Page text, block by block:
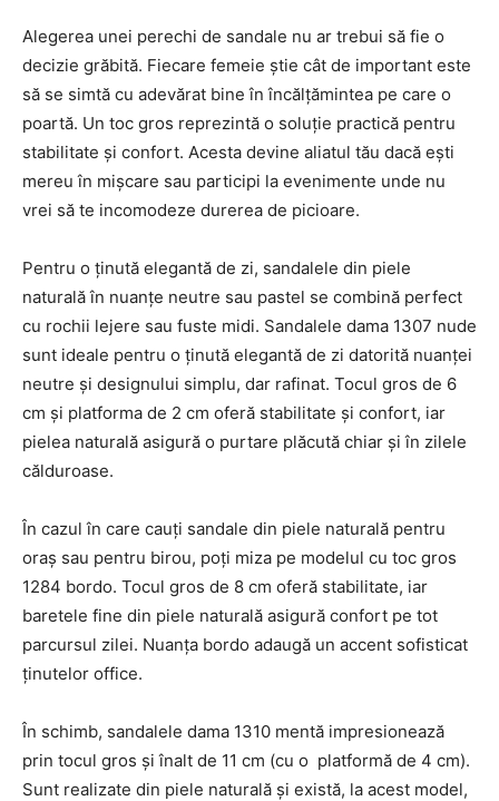
Alegerea unei perechi de sandale nu ar trebui să fie o
decizie grăbită. Fiecare femeie știe cât de important este
să se simtă cu adevărat bine în încălțămintea pe care o
poartă. Un toc gros reprezintă o soluție practică pentru
stabilitate și confort. Acesta devine aliatul tău dacă ești
mereu în mișcare sau participi la evenimente unde nu
vrei să te incomodeze durerea de picioare.
Pentru o ținută elegantă de zi, sandalele din piele
naturală în nuanțe neutre sau pastel se combină perfect
cu rochii lejere sau fuste midi. Sandalele dama 1307 nude
sunt ideale pentru o ținută elegantă de zi datorită nuanței
neutre și designului simplu, dar rafinat. Tocul gros de 6
cm și platforma de 2 cm oferă stabilitate și confort, iar
pielea naturală asigură o purtare plăcută chiar și în zilele
călduroase.
În cazul în care cauți sandale din piele naturală pentru
oraș sau pentru birou, poți miza pe modelul cu toc gros
1284 bordo. Tocul gros de 8 cm oferă stabilitate, iar
baretele fine din piele naturală asigură confort pe tot
parcursul zilei. Nuanța bordo adaugă un accent sofisticat
ținutelor office.
În schimb, sandalele dama 1310 mentă impresionează
prin tocul gros și înalt de 11 cm (cu o platformă de 4 cm).
Sunt realizate din piele naturală și există, la acest model,